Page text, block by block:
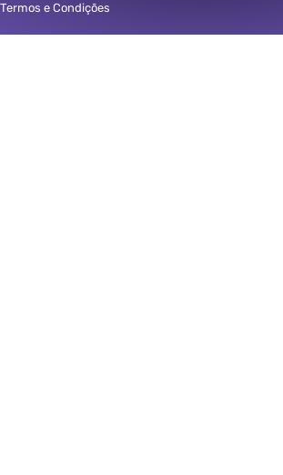
Termos e Condições